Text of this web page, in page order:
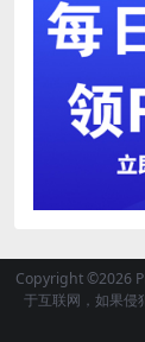
Copyright ©2026
于互联网，如果侵